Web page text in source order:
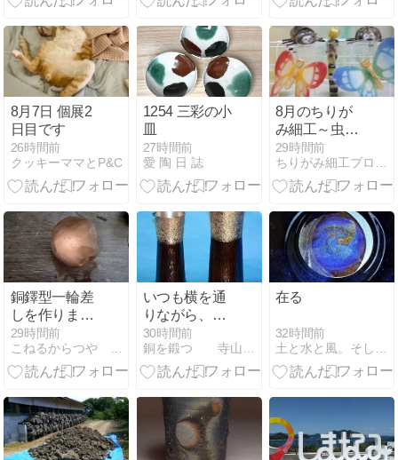
8月7日 個展2
日目です
26時間前
クッキーママとP&C
1254 三彩の小
皿
27時間前
愛 陶 日 誌
8月のちりが
み細工～虫の
人々♪
29時間前
ちりがみ細工ブログ・A
銅鐸型一輪差
しを作りまし
た
29時間前
こねるからつや 風の窯
いつも横を通
りながら、は
じめての登頂
高峯山 涼しい
と逃げられな
上げ作業
No.6007,6008
酒器大小
30時間前
銅を鍛つ 寺山光廣の鍛造銅器
在る
32時間前